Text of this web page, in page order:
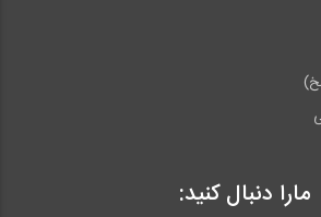
مارا دنبال کنید: